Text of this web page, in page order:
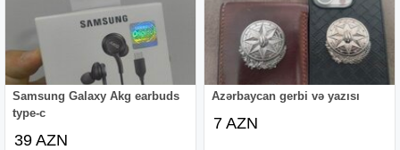
Samsung Galaxy Akg earbuds
type-c
39 AZN
Azərbaycan gerbi və yazısı
7 AZN